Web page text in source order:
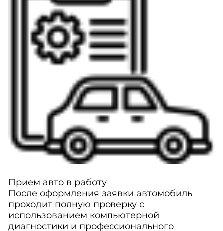
Прием авто в работу
После оформления заявки автомобиль
проходит полную проверку с
использованием компьютерной
диагностики и профессионального